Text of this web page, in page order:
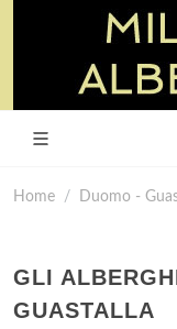
Home Duomo -
GLI
GUASTALLA